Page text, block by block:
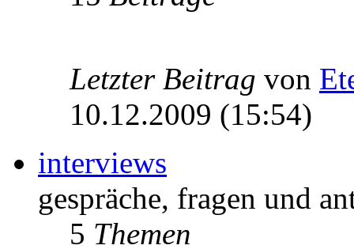
Letzter Beitrag von
10.12.2009 (15:54)
interviews
gespräche, fragen und
5 Themen